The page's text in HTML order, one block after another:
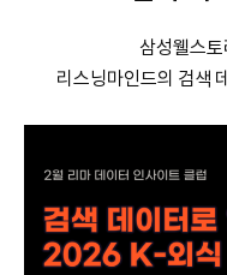
삼성웰스
리스닝마인드의 검색